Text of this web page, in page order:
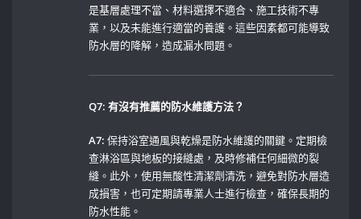
是基層處理不當、材料選擇不適合、施工技術不專
業，以及未能進行適當的養護。這些因素都可能導致
防水層的降解，造成漏水問題。
Q7: ​有沒有推薦的防水維護方法？
A7: 保持浴室通風與乾燥是防水維護的關鍵。定期檢
查淋浴區與地板的接縫處，及時修補任何細微的裂
縫。此外，使用無酸性清潔劑清洗，避免對防水層造
成損害，也可定期請專業人士進行檢查，確保長期的
防水性能。